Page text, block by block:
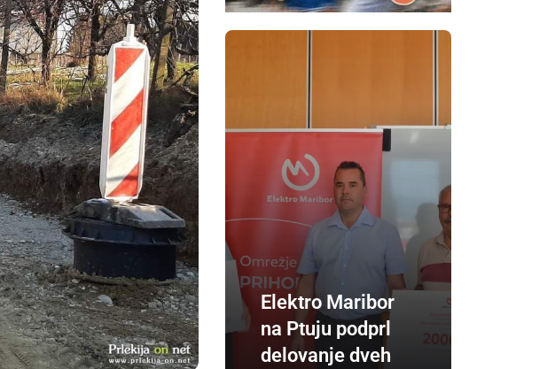
Elektro Maribor
na Ptuju podprl
delovanje dveh